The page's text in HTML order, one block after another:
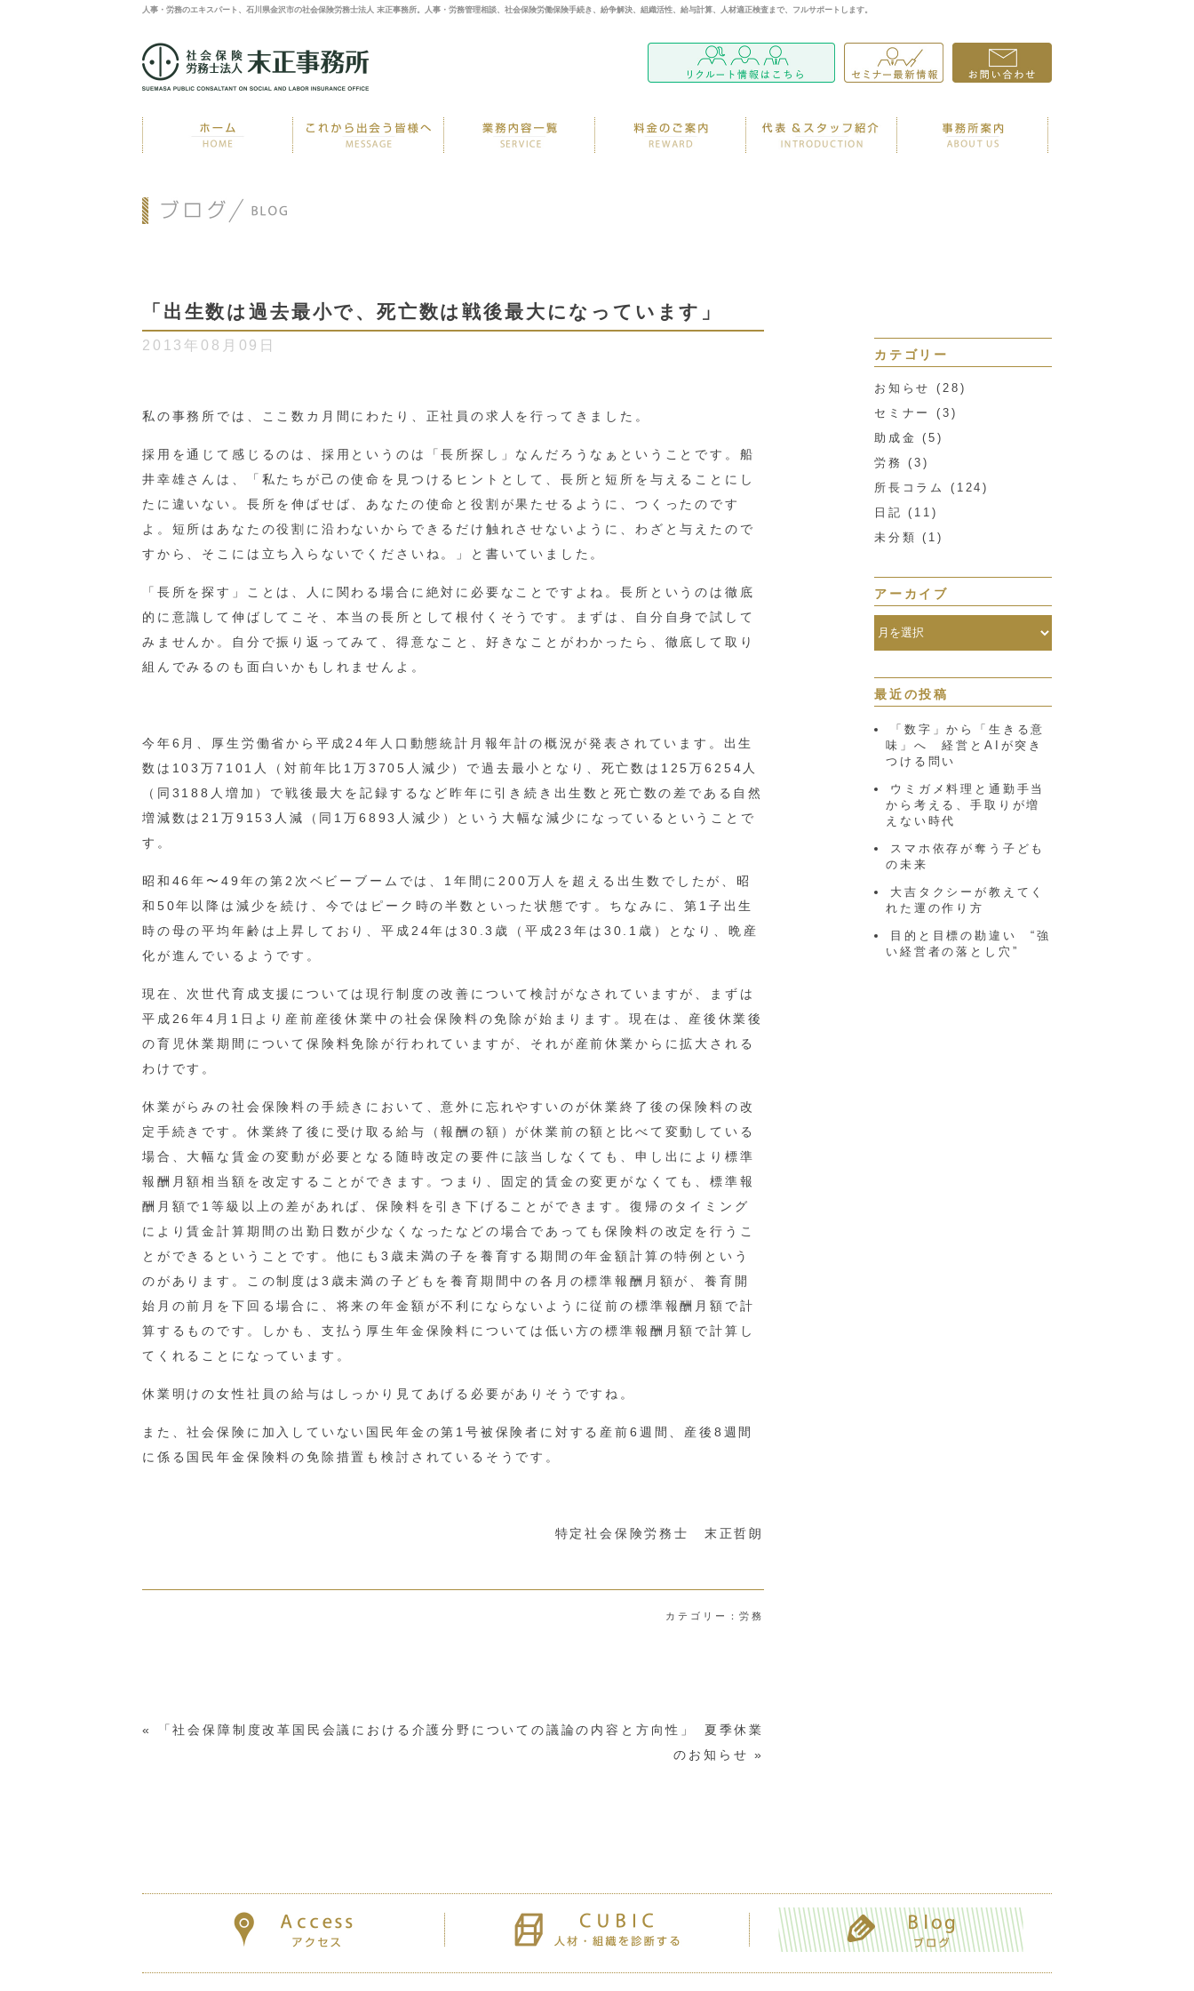
人事・労務のエキスパート、石川県金沢市の社会保険労務士法人 末正事務所。人事・労務管理相談、社会保険労働保険手続き、紛争解決、組織活性、給与計算、人材適正検査まで、フルサポートします。
カテゴリー
お知らせ
(28)
セミナー
(3)
助成金
(5)
労務
(3)
所長コラム
(124)
日記 (11)
未分類 (1)
アーカイブ
最近の投稿
「数字」から「生きる意
味」へ 経営とAIが突き
つける問い
ウミガメ料理と通勤手当
から考える、手取りが増
えない時代
スマホ依存が奪う子ども
の未来
大吉タクシーが教えてく
れた運の作り方
目的と目標の勘違い “強
い経営者の落とし穴”
「出生数は過去最小で、死亡数は戦後最大になっています」
2013年08月09日
私の事務所では、ここ数カ月間にわたり、正社員の求人を行ってきました。
採用を通じて感じるのは、採用というのは「長所探し」なんだろうなぁということです。船
井幸雄さんは、「私たちが己の使命を見つけるヒントとして、長所と短所を与えることにし
たに違いない。長所を伸ばせば、あなたの使命と役割が果たせるように、つくったのです
よ。短所はあなたの役割に沿わないからできるだけ触れさせないように、わざと与えたので
すから、そこには立ち入らないでくださいね。」と書いていました。
「長所を探す」ことは、人に関わる場合に絶対に必要なことですよね。長所というのは徹底
的に意識して伸ばしてこそ、本当の長所として根付くそうです。まずは、自分自身で試して
みませんか。自分で振り返ってみて、得意なこと、好きなことがわかったら、徹底して取り
組んでみるのも面白いかもしれませんよ。
今年6月、厚生労働省から平成24年人口動態統計月報年計の概況が発表されています。出生
数は103万7101人（対前年比1万3705人減少）で過去最小となり、死亡数は125万6254人
（同3188人増加）で戦後最大を記録するなど昨年に引き続き出生数と死亡数の差である自然
増減数は21万9153人減（同1万6893人減少）という大幅な減少になっているということで
す。
昭和46年〜49年の第2次ベビーブームでは、1年間に200万人を超える出生数でしたが、昭
和50年以降は減少を続け、今ではピーク時の半数といった状態です。ちなみに、第1子出生
時の母の平均年齢は上昇しており、平成24年は30.3歳（平成23年は30.1歳）となり、晩産
化が進んでいるようです。
現在、次世代育成支援については現行制度の改善について検討がなされていますが、まずは
平成26年4月1日より産前産後休業中の社会保険料の免除が始まります。現在は、産後休業後
の育児休業期間について保険料免除が行われていますが、それが産前休業からに拡大される
わけです。
休業がらみの社会保険料の手続きにおいて、意外に忘れやすいのが休業終了後の保険料の改
定手続きです。休業終了後に受け取る給与（報酬の額）が休業前の額と比べて変動している
場合、大幅な賃金の変動が必要となる随時改定の要件に該当しなくても、申し出により標準
報酬月額相当額を改定することができます。つまり、固定的賃金の変更がなくても、標準報
酬月額で1等級以上の差があれば、保険料を引き下げることができます。復帰のタイミング
により賃金計算期間の出勤日数が少なくなったなどの場合であっても保険料の改定を行うこ
とができるということです。他にも3歳未満の子を養育する期間の年金額計算の特例という
のがあります。この制度は3歳未満の子どもを養育期間中の各月の標準報酬月額が、養育開
始月の前月を下回る場合に、将来の年金額が不利にならないように従前の標準報酬月額で計
算するものです。しかも、支払う厚生年金保険料については低い方の標準報酬月額で計算し
てくれることになっています。
休業明けの女性社員の給与はしっかり見てあげる必要がありそうですね。
また、社会保険に加入していない国民年金の第1号被保険者に対する産前6週間、産後8週間
に係る国民年金保険料の免除措置も検討されているそうです。
特定社会保険労務士 末正哲朗
カテゴリー：労務
« 「社会保障制度改革国民会議における介護分野についての議論の内容と方向性」
夏季休業
のお知らせ »